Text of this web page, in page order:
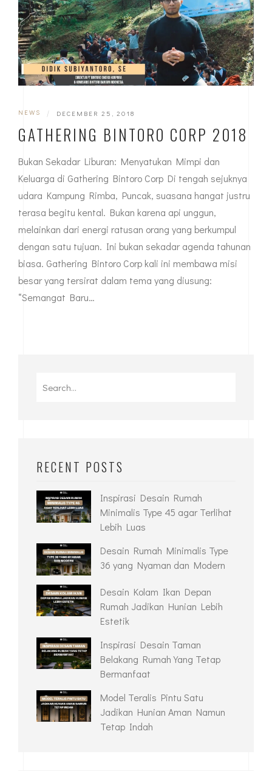
NEWS | DECEMBER 25, 2018
GATHERING BINTORO CORP 2018
Bukan Sekadar Liburan: Menyatukan Mimpi dan
Keluarga di Gathering Bintoro Corp Di tengah sejuknya
udara Kampung Rimba, Puncak, suasana hangat justru
terasa begitu kental. Bukan karena api unggun,
melainkan dari energi ratusan orang yang berkumpul
dengan satu tujuan. Ini bukan sekadar agenda tahunan
biasa. Gathering Bintoro Corp kali ini membawa misi
besar yang tersirat dalam tema yang diusung:
“Semangat Baru…
RECENT POSTS
Inspirasi Desain Rumah
Minimalis Type 45 agar Terlihat
Lebih Luas
Desain Rumah Minimalis Type
36 yang Nyaman dan Modern
Desain Kolam Ikan Depan
Rumah Jadikan Hunian Lebih
Estetik
Inspirasi Desain Taman
Belakang Rumah Yang Tetap
Bermanfaat
Model Teralis Pintu Satu
Jadikan Hunian Aman Namun
Tetap Indah